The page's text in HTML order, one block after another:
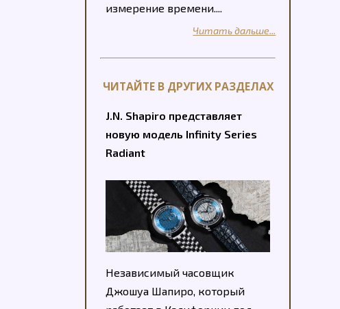
измерение времени....
Читать дальше...
ЧИТАЙТЕ В ДРУГИХ РАЗДЕЛАХ
J.N. Shapiro представляет
новую модель Infinity Series
Radiant
Независимый часовщик
Джошуа Шапиро, который